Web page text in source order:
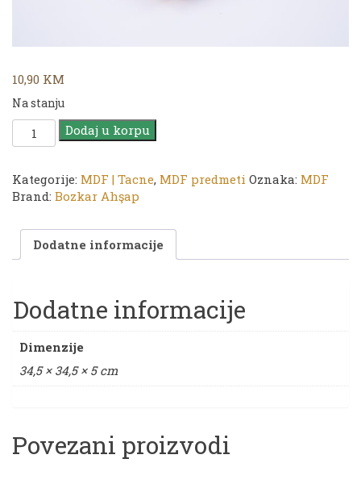
10,90 KM
Na stanju
MDF
TP
tacna
|
34,5
x
količina
Dodaj u korpu
Kategorije: MDF | Tacne, MDF predmeti Oznaka: MDF
Brand: Bozkar Ahşap
Dodatne informacije
Dodatne informacije
Dimenzije
34,5 × 34,5 × 5 cm
Povezani proizvodi